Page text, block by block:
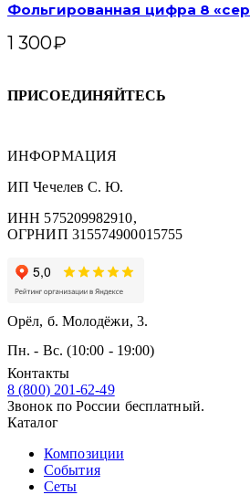
Фольгированная цифра 8
1 300₽
ПРИСОЕДИНЯЙТЕСЬ
ИНФОРМАЦИЯ
ИП Чечелев С. Ю.
ИНН 575209982910,
ОГРНИП 315574900015755
Орёл, б. Молодёжи, 3.
Пн. - Вс. (10:00 - 19:00)
Контакты
8 (800) 201-62-49
Звонок по России бесплатный.
Каталог
Композиции
События
Сеты